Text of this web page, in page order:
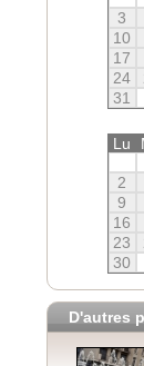
3
10
17
24
31
Lu
2
9
16
23
30
D'autres